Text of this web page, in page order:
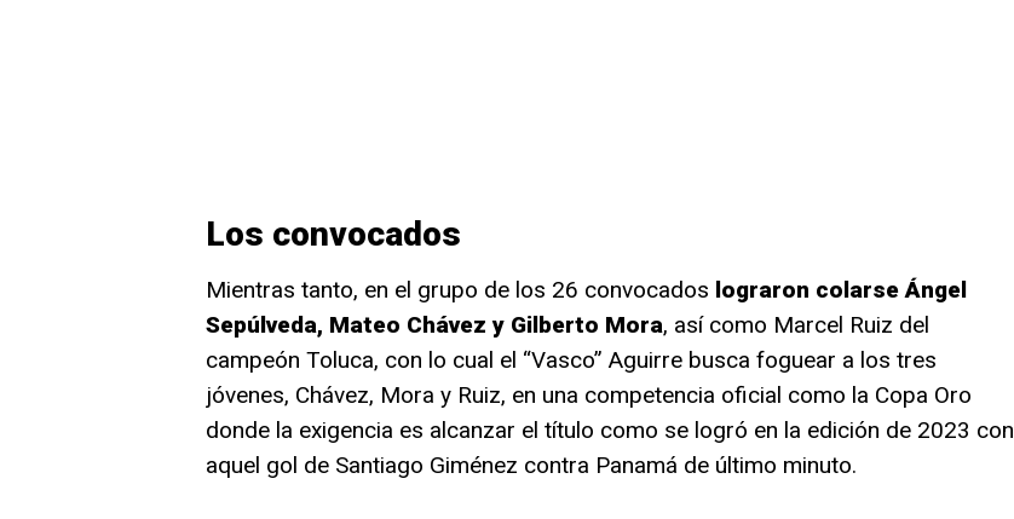
Los convocados
Mientras tanto, en el grupo de los 26 convocados lograron colarse Ángel
Sepúlveda, Mateo Chávez y Gilberto Mora, así como Marcel Ruiz del
campeón Toluca, con lo cual el “Vasco” Aguirre busca foguear a los tres
jóvenes, Chávez, Mora y Ruiz, en una competencia oficial como la Copa Oro
donde la exigencia es alcanzar el título como se logró en la edición de 2023 con
aquel gol de Santiago Giménez contra Panamá de último minuto.